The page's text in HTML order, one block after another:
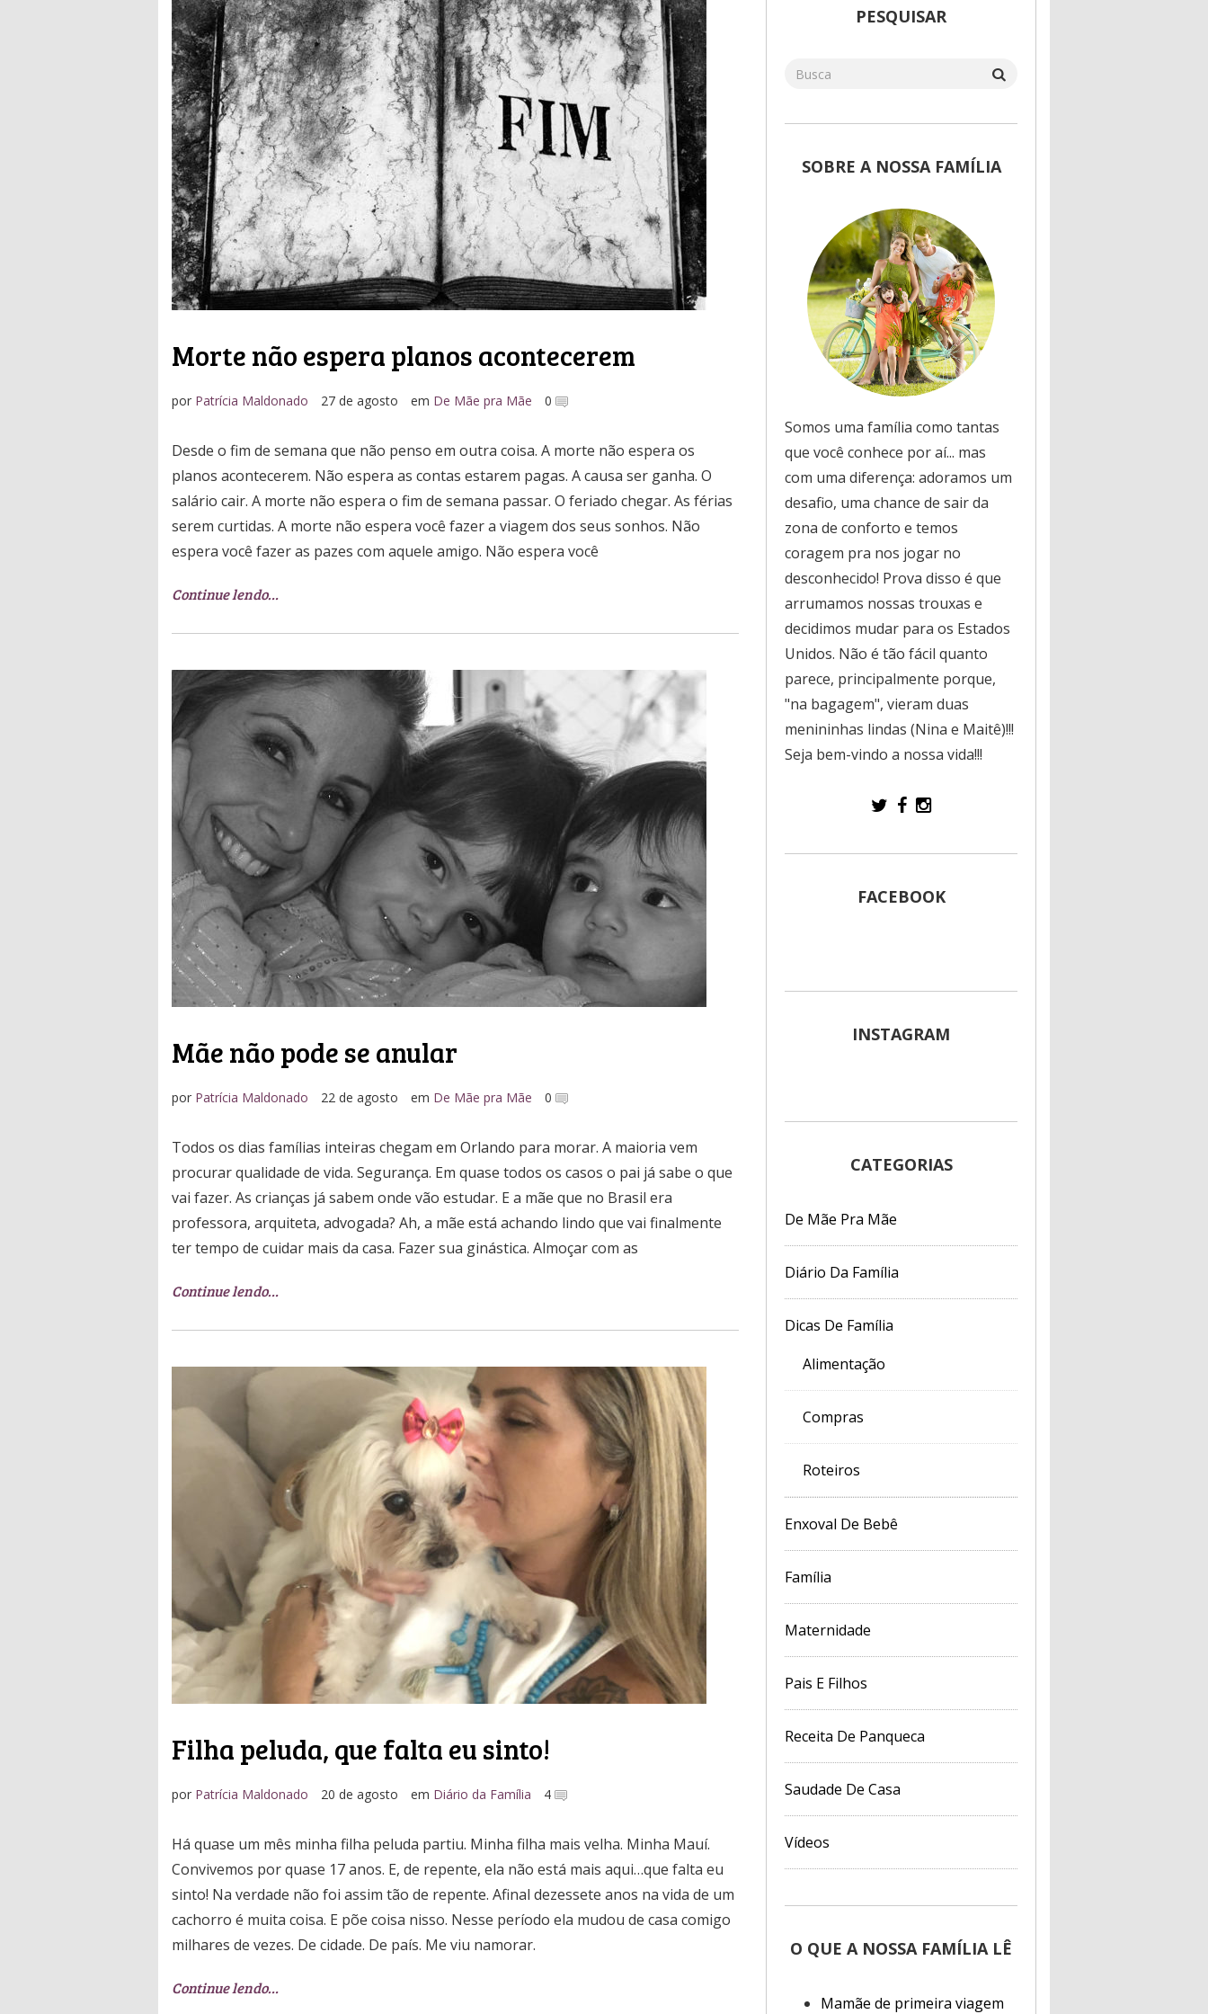
Morte não espera planos acontecerem
por Patrícia Maldonado 27 de agosto em De Mãe pra Mãe 0
Desde o fim de semana que não penso em outra coisa. A morte não espera os
planos acontecerem. Não espera as contas estarem pagas. A causa ser ganha. O
salário cair. A morte não espera o fim de semana passar. O feriado chegar. As férias
serem curtidas. A morte não espera você fazer a viagem dos seus sonhos. Não
espera você fazer as pazes com aquele amigo. Não espera você
Continue lendo…
Mãe não pode se anular
por Patrícia Maldonado 22 de agosto em De Mãe pra Mãe 0
Todos os dias famílias inteiras chegam em Orlando para morar. A maioria vem
procurar qualidade de vida. Segurança. Em quase todos os casos o pai já sabe o que
vai fazer. As crianças já sabem onde vão estudar. E a mãe que no Brasil era
professora, arquiteta, advogada? Ah, a mãe está achando lindo que vai finalmente
ter tempo de cuidar mais da casa. Fazer sua ginástica. Almoçar com as
Continue lendo…
Filha peluda, que falta eu sinto!
por Patrícia Maldonado 20 de agosto em Diário da Família 4
Há quase um mês minha filha peluda partiu. Minha filha mais velha. Minha Mauí.
Convivemos por quase 17 anos. E, de repente, ela não está mais aqui…que falta eu
sinto! Na verdade não foi assim tão de repente. Afinal dezessete anos na vida de um
cachorro é muita coisa. E põe coisa nisso. Nesse período ela mudou de casa comigo
milhares de vezes. De cidade. De país. Me viu namorar.
Continue lendo…
PESQUISAR
SOBRE A NOSSA FAMÍLIA
Somos uma família como tantas
que você conhece por aí... mas
com uma diferença: adoramos um
desafio, uma chance de sair da
zona de conforto e temos
coragem pra nos jogar no
desconhecido! Prova disso é que
arrumamos nossas trouxas e
decidimos mudar para os Estados
Unidos. Não é tão fácil quanto
parece, principalmente porque,
"na bagagem", vieram duas
menininhas lindas (Nina e Maitê)!!!
Seja bem-vindo a nossa vida!!!
FACEBOOK
INSTAGRAM
CATEGORIAS
De Mãe Pra Mãe
Diário Da Família
Dicas De Família
Alimentação
Compras
Roteiros
Enxoval De Bebê
Família
Maternidade
Pais E Filhos
Receita De Panqueca
Saudade De Casa
Vídeos
O QUE A NOSSA FAMÍLIA LÊ
Mamãe de primeira viagem